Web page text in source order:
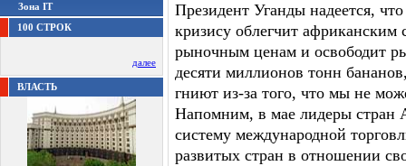
Зона IT
100 СТРОК
далее
ВЛАСТЬ
Президент Уганды надеется,
кризису облегчит африканским
рыночным ценам и освободит
десяти миллионов тонн
гниют из-за того, что мы не
Напомним, в мае лидеры стран
систему международной
развитых стран в отношении